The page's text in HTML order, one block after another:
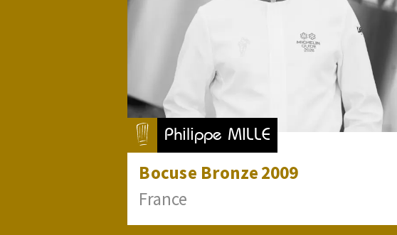
Philippe MILLE
Bocuse Bronze2009
France